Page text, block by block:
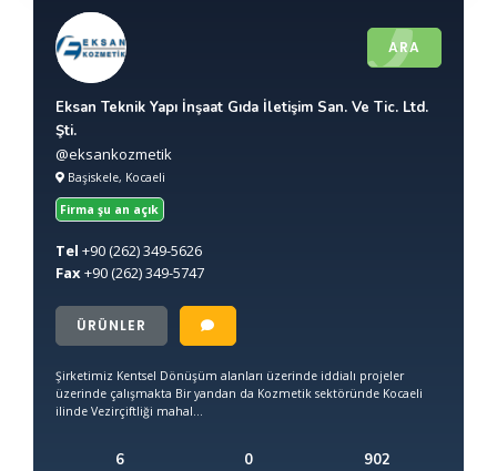
ARA
Eksan Teknik Yapı İnşaat Gıda İletişim San. Ve Tic. Ltd.
Şti.
@eksankozmetik
Başiskele, Kocaeli
Firma şu an açık
Tel +90(262) 349-5626
Fax+90(262) 349-5747
ÜRÜNLER
Şirketimiz Kentsel Dönüşüm alanları üzerinde iddialı projeler
üzerinde çalışmakta Bir yandan da Kozmetik sektöründe Kocaeli
ilinde Vezirçiftliği mahal...
6 0 902